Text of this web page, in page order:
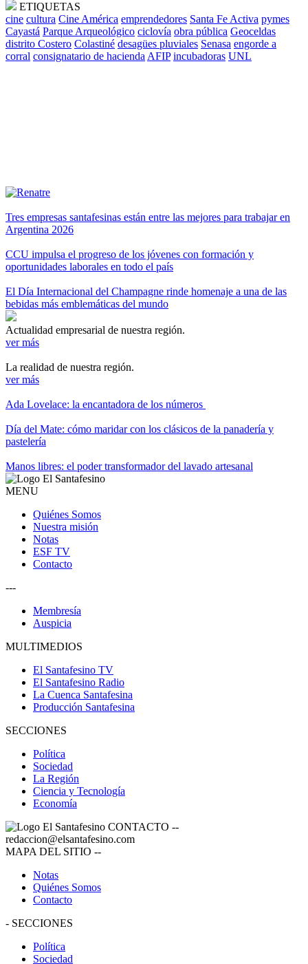
ETIQUETAS
cine cultura Cine América emprendedores Santa Fe Activa pymes
Cayastá Parque Arqueológico ciclovía obra pública Geoceldas
distrito Costero Colastiné desagües pluviales Senasa engorde a
corral consignatario de hacienda AFIP incubadoras UNL
Tres empresas santafesinas están entre las mejores para trabajar en
Argentina 2026
CCU impulsa el progreso de los jóvenes con formación y
oportunidades laborales en todo el país
El Día Internacional del Champagne rinde homenaje a una de las
bebidas más emblemáticas del mundo
Actualidad empresarial de nuestra región.
ver más
La realidad de nuestra región.
ver más
Ada Lovelace: la encantadora de los números
Día del Mate: cómo maridar con los clásicos de la panadería y
pastelería
Manos libres: el poder transformador del lavado artesanal
MENU
Quiénes Somos
Nuestra misión
Notas
ESF TV
Contacto
---
Membresía
Auspicia
MULTIMEDIOS
El Santafesino TV
El Santafesino Radio
La Cuenca Santafesina
Producción Santafesina
SECCIONES
Política
Sociedad
La Región
Ciencia y Tecnología
Economía
CONTACTO --
redaccion@elsantafesino.com
MAPA DEL SITIO --
Notas
Quiénes Somos
Contacto
- SECCIONES
Política
Sociedad